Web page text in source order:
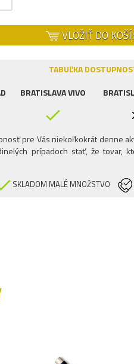
VLOŽIŤ DO
TABUĽKA
BRATISLAVA VIVO
pre Vás niekoľkokrát denne
prípadoch stať, že tovar,
SKLADOM MALÉ MNOŽSTVO